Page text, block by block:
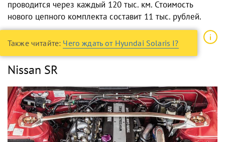
проводится через каждый 120 тыс. км. Стоимость
нового цепного комплекта составит 11 тыс. рублей.
Также читайте: Чего ждать от Hyundai Solaris I?
Nissan SR